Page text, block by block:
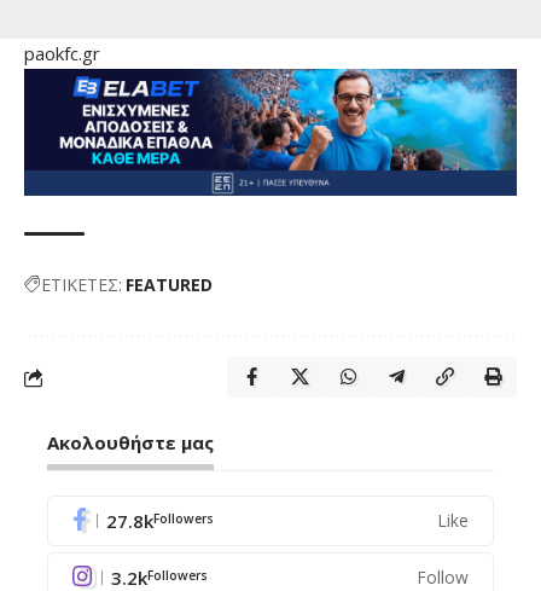
paokfc.gr
ΕΤΙΚΕΤΕΣ: FEATURED
Ακολουθήστε μας
27.8kFollowers Like
3.2kFollowers Follow